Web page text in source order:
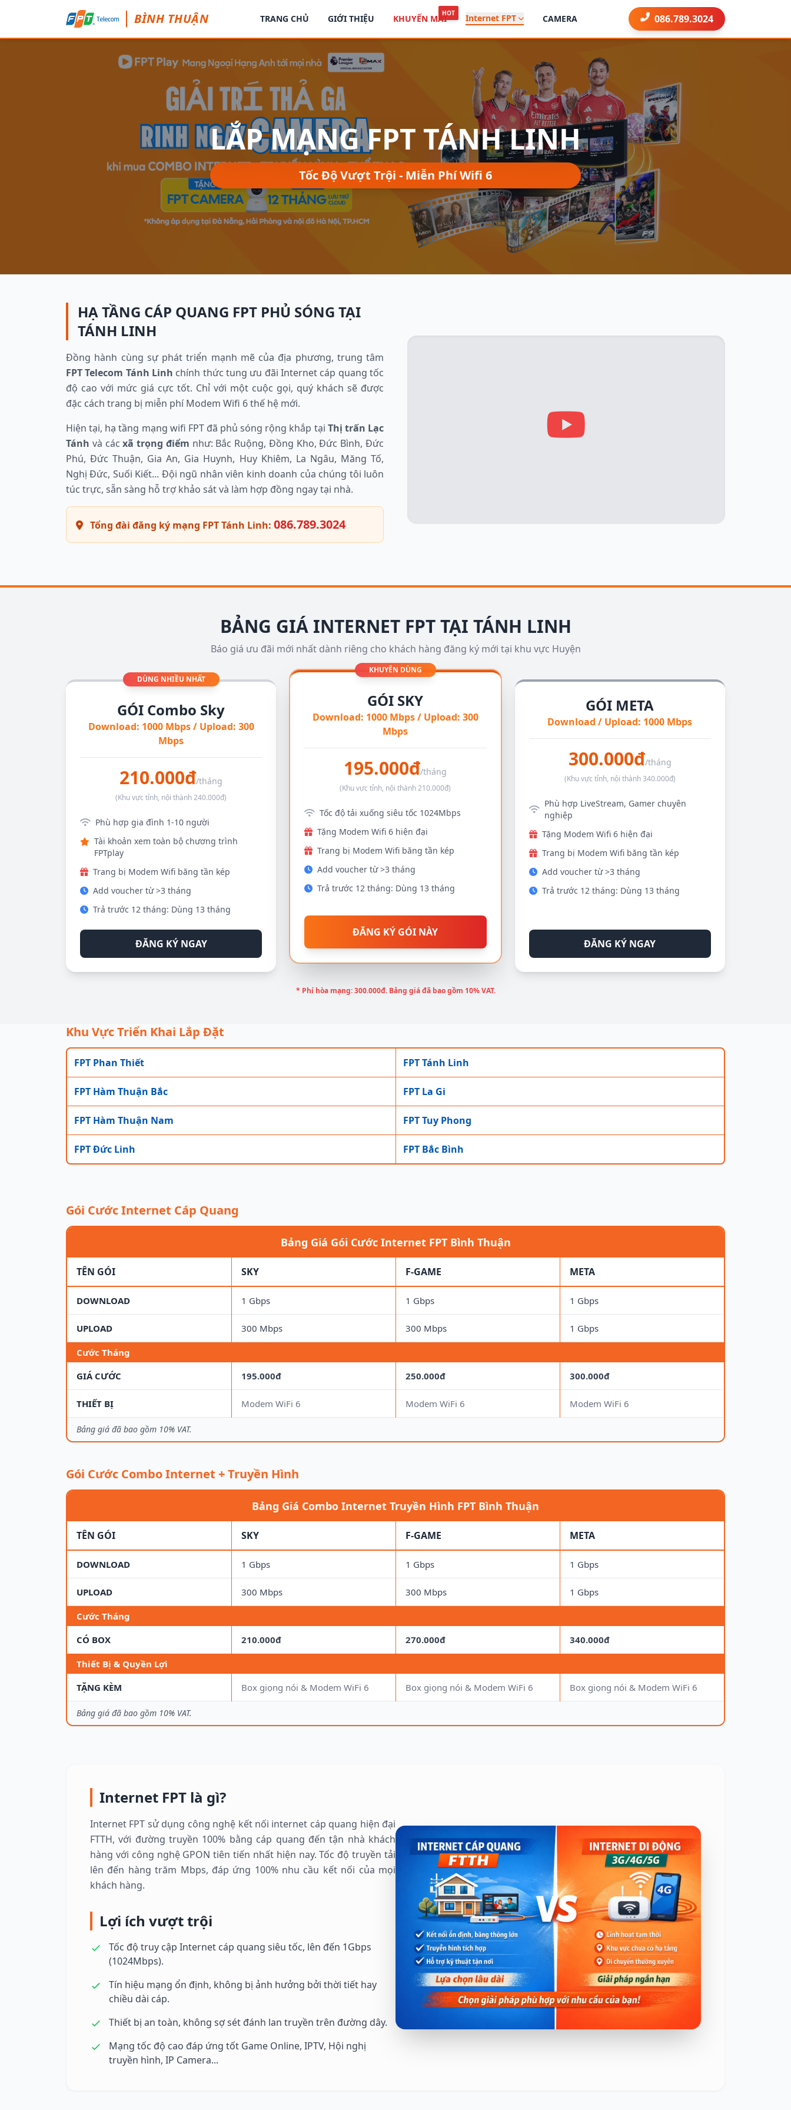
BÌNH THUẬN TRANG CHỦ GIỚI THIỆU KHUYẾN MÃIHOT Internet FPT CAMERA 086.789.3024
LẮP MẠNG FPT TÁNH LINH
Tốc Độ Vượt Trội - Miễn Phí Wifi 6
HẠ TẦNG CÁP QUANG FPT PHỦ SÓNG TẠI
TÁNH LINH
Đồng hành cùng sự phát triển mạnh mẽ của địa phương, trung tâm
FPT Telecom Tánh Linh chính thức tung ưu đãi Internet cáp quang tốc
độ cao với mức giá cực tốt. Chỉ với một cuộc gọi, quý khách sẽ được
đặc cách trang bị miễn phí Modem Wifi 6 thế hệ mới.
Hiện tại, hạ tầng mạng wifi FPT đã phủ sóng rộng khắp tại Thị trấn Lạc
Tánh và cácxã trọng điểm như: Bắc Ruộng, Đồng Kho, Đức Bình, Đức
Phú, Đức Thuận, Gia An, Gia Huynh, Huy Khiêm, La Ngâu, Măng Tố,
Nghị Đức, Suối Kiết... Đội ngũ nhân viên kinh doanh của chúng tôi luôn
túc trực, sẵn sàng hỗ trợ khảo sát và làm hợp đồng ngay tại nhà.
Tổng đài đăng ký mạng FPT Tánh Linh: 086.789.3024
BẢNG GIÁ INTERNET FPT TẠI TÁNH LINH
Báo giá ưu đãi mới nhất dành riêng cho khách hàng đăng ký mới tại khu vực Huyện
DÙNG NHIỀU NHẤT
GÓI Combo Sky
Download: 1000 Mbps / Upload: 300
Mbps
210.000đ/tháng
(Khu vực tỉnh, nội thành 240.000đ)
Phù hợp gia đình 1-10 người
Tài khoản xem toàn bộ chương trình
FPTplay
Trang bị Modem Wifi băng tần kép
Add voucher từ >3 tháng
Trả trước 12 tháng: Dùng 13 tháng
ĐĂNG KÝ NGAY
KHUYÊN DÙNG
GÓI SKY
Download: 1000 Mbps / Upload: 300
Mbps
195.000đ/tháng
(Khu vực tỉnh, nội thành 210.000đ)
Tốc độ tải xuống siêu tốc 1024Mbps
Tặng Modem Wifi 6 hiện đại
Trang bị Modem Wifi băng tần kép
Add voucher từ >3 tháng
Trả trước 12 tháng: Dùng 13 tháng
ĐĂNG KÝ GÓI NÀY
GÓI META
Download / Upload: 1000 Mbps
300.000đ/tháng
(Khu vực tỉnh, nội thành 340.000đ)
Phù hợp LiveStream, Gamer chuyên
nghiệp
Tặng Modem Wifi 6 hiện đại
Trang bị Modem Wifi băng tần kép
Add voucher từ >3 tháng
Trả trước 12 tháng: Dùng 13 tháng
ĐĂNG KÝ NGAY
* Phí hòa mạng: 300.000đ. Bảng giá đã bao gồm 10% VAT.
Khu Vực Triển Khai Lắp Đặt
FPT Phan Thiết
FPT Hàm Thuận Bắc
FPT Hàm Thuận Nam
FPT Đức Linh
FPT Tánh Linh
FPT La Gi
FPT Tuy Phong
FPT Bắc Bình
Gói Cước Internet Cáp Quang
Bảng Giá Gói Cước Internet FPT Bình Thuận
TÊN GÓI SKY F-GAME META
DOWNLOAD 1 Gbps 1 Gbps 1 Gbps
UPLOAD 300 Mbps 300 Mbps 1 Gbps
Cước Tháng
GIÁ CƯỚC
195.000đ 250.000đ 300.000đ
THIẾT BỊ Modem WiFi 6 Modem WiFi 6 Modem WiFi 6
Bảng giá đã bao gồm 10% VAT.
Gói Cước Combo Internet + Truyền Hình
Bảng Giá Combo Internet Truyền Hình FPT Bình Thuận
TÊN GÓI SKY F-GAME META
DOWNLOAD 1 Gbps 1 Gbps 1 Gbps
UPLOAD 300 Mbps 300 Mbps 1 Gbps
Cước Tháng
CÓ BOX
210.000đ 270.000đ 340.000đ
Thiết Bị & Quyền Lợi
TẶNG KÈM
Box giọng nói & Modem WiFi 6 Box giọng nói & Modem WiFi 6 Box giọng nói & Modem WiFi 6
Bảng giá đã bao gồm 10% VAT.
Internet FPT là gì?
Internet FPT sử dụng công nghệ kết nối internet cáp quang hiện đại
FTTH, với đường truyền 100% bằng cáp quang đến tận nhà khách
hàng với công nghệ GPON tiên tiến nhất hiện nay. Tốc độ truyền tải
lên đến hàng trăm Mbps, đáp ứng 100% nhu cầu kết nối của mọi
khách hàng.
Lợi ích vượt trội
Tốc độ truy cập Internet cáp quang siêu tốc, lên đến 1Gbps
(1024Mbps).
Tín hiệu mạng ổn định, không bị ảnh hưởng bởi thời tiết hay
chiều dài cáp.
Thiết bị an toàn, không sợ sét đánh lan truyền trên đường dây.
Mạng tốc độ cao đáp ứng tốt Game Online, IPTV, Hội nghị
truyền hình, IP Camera...